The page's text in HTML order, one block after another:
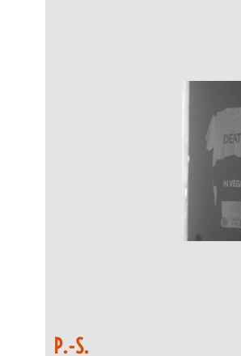
P.-S.